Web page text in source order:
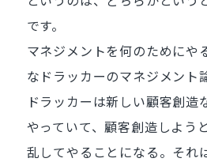
です。
マネジメントを何のためにや
なドラッカーのマネジメント
ドラッカーは新しい顧客創造
やっていて、顧客創造しよう
乱してやることになる。それ